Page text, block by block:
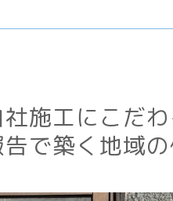
施工にこだわ
で築く地域